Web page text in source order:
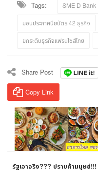
Tags: SME D Bank
มอบประกาศนียบัตร 42 ธุรกิจ
ยกระดับธุรกิจแฟรนไชส์ไทย
Share Post
Copy Link
รัฐเอาจริง??? ปราบค้ามนุษย์!!!